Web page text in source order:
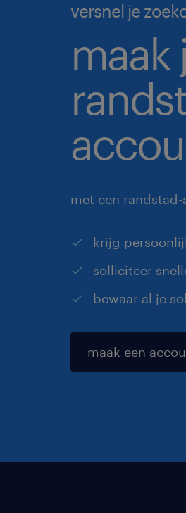
versnel je
maak
met een
krijg
solliciteer
bewaar al je
maak een